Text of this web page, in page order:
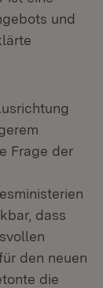
und
Frage der
dass
den neuen
die